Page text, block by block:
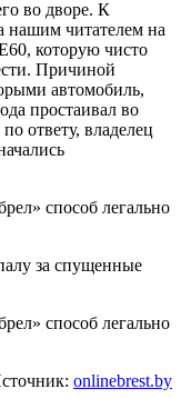
во дворе. К
нашим читателем на
которую чисто
Причиной
автомобиль,
простаивал во
ответу, владелец
за спущенные
onlinebrest.by